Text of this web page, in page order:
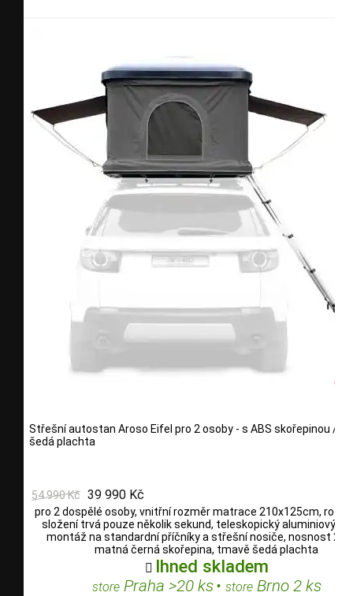
Střešní autostan Aroso Eifel pro 2 osoby - s ABS skořepinou /
šedá plachta
54 990 Kč 39 990 Kč
pro 2 dospělé osoby, vnitřní rozměr matrace 210x125cm,
složení trvá pouze několik sekund, teleskopický aluminiový
montáž na standardní příčníky a střešní nosiče, nosnost
matná černá skořepina, tmavě šedá plachta
 Ihned skladem
storePraha >20 ks• storeBrno 2 ks